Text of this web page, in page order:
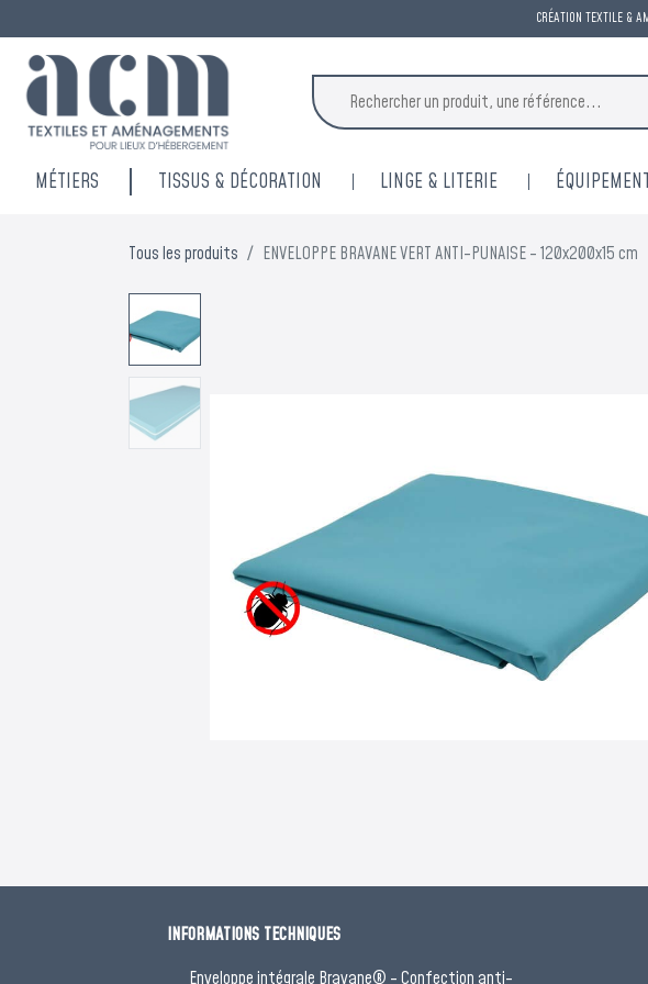
CRÉATION TEXTILE &
MÉTIERS TISSUS & DÉCORATION LINGE & LITERIE
Tous les produits ENVELOPPE BRAVANE VERT ANTI-PUNAISE - 120x200x15 cm
INFORMATIONS TECHNIQUES
Enveloppe intégrale Bravane® - Confection anti-